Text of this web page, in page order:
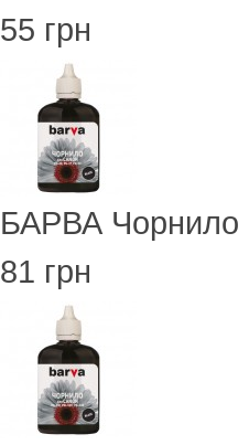
55 грн
БАРВА Чорнило
81 грн